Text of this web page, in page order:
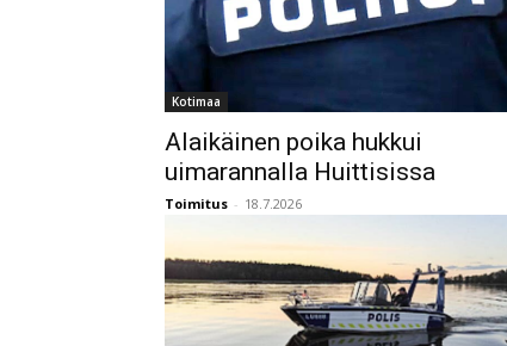
Kotimaa
Alaikäinen poika hukkui
uimarannalla Huittisissa
Toimitus - 18.7.2026